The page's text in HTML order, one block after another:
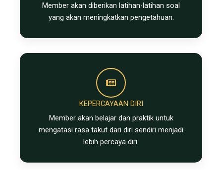
Member akan diberikan latihan-latihan soal
yang akan meningkatkan pengetahuan.
KEPERCAYAAN DIRI
Member akan belajar dan praktik untuk
mengatasi rasa takut dari diri sendiri menjadi
lebih percaya diri.